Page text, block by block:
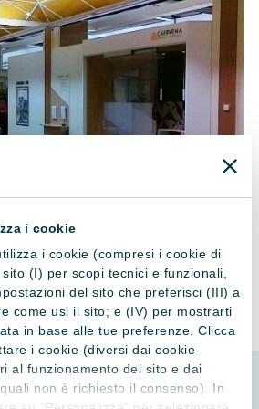
i cookie
i cookie (compresi i cookie di
(I) per scopi tecnici e funzionali,
del sito che preferisci (III) a
come usi il sito; e (IV) per mostrarti
in base alle tue preferenze. Clicca
i cookie (diversi dai cookie
al funzionamento del sito e dai
non è richiesto il consenso). In